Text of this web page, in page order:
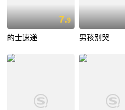
7.9
的士速递 男孩别哭